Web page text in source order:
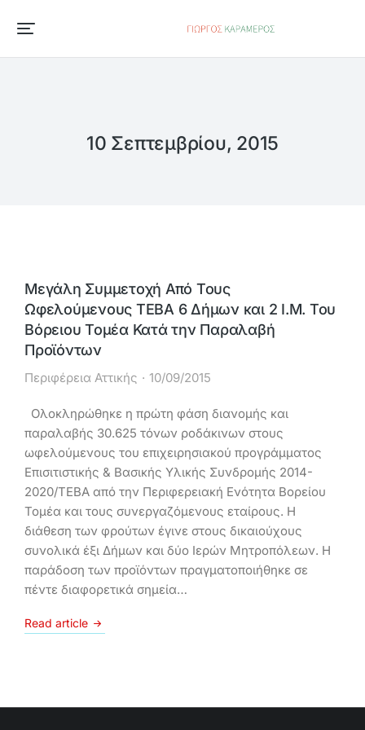
10 Σεπτεμβρίου, 2015
Μεγάλη Συμμετοχή Από Τους
Ωφελούμενους ΤΕΒΑ 6 Δήμων και 2 Ι.Μ. Του
Βόρειου Τομέα Κατά την Παραλαβή
Προϊόντων
Περιφέρεια Αττικής 10/09/2015
Ολοκληρώθηκε η πρώτη φάση διανομής και
παραλαβής 30.625 τόνων ροδάκινων στους
ωφελούμενους του επιχειρησιακού προγράμματος
Επισιτιστικής & Βασικής Υλικής Συνδρομής 2014-
2020/ΤΕΒΑ από την Περιφερειακή Ενότητα Βορείου
Τομέα και τους συνεργαζόμενους εταίρους. Η
διάθεση των φρούτων έγινε στους δικαιούχους
συνολικά έξι Δήμων και δύο Ιερών Μητροπόλεων. Η
παράδοση των προϊόντων πραγματοποιήθηκε σε
πέντε διαφορετικά σημεία…
Read article